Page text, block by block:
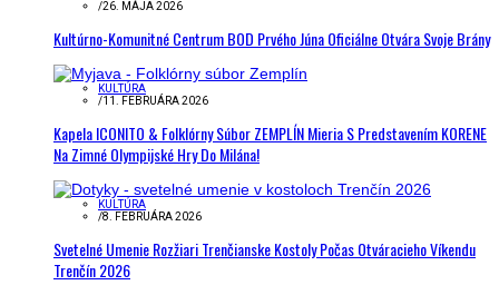
/26. MÁJA 2026
Kultúrno-Komunitné Centrum BOD Prvého Júna Oficiálne Otvára Svoje Brány
KULTÚRA
/11. FEBRUÁRA 2026
Kapela ICONITO & Folklórny Súbor ZEMPLÍN Mieria S Predstavením KORENE
Na Zimné Olympijské Hry Do Milána!
KULTÚRA
/8. FEBRUÁRA 2026
Svetelné Umenie Rozžiari Trenčianske Kostoly Počas Otváracieho Víkendu
Trenčín 2026